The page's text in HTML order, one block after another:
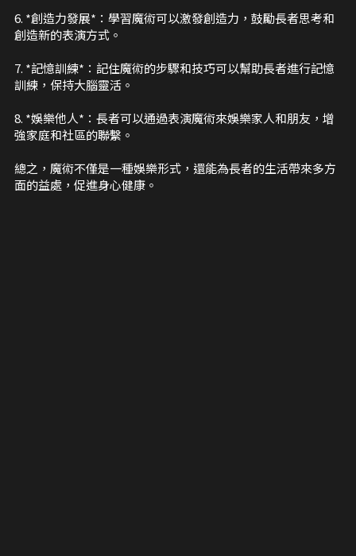
6. *創造力發展*：學習魔術可以激發創造力，鼓勵長者思考和
創造新的表演方式。
7. *記憶訓練*：記住魔術的步驟和技巧可以幫助長者進行記憶
訓練，保持大腦靈活。
8. *娛樂他人*：長者可以通過表演魔術來娛樂家人和朋友，增
強家庭和社區的聯繫。
總之，魔術不僅是一種娛樂形式，還能為長者的生活帶來多方
面的益處，促進身心健康。